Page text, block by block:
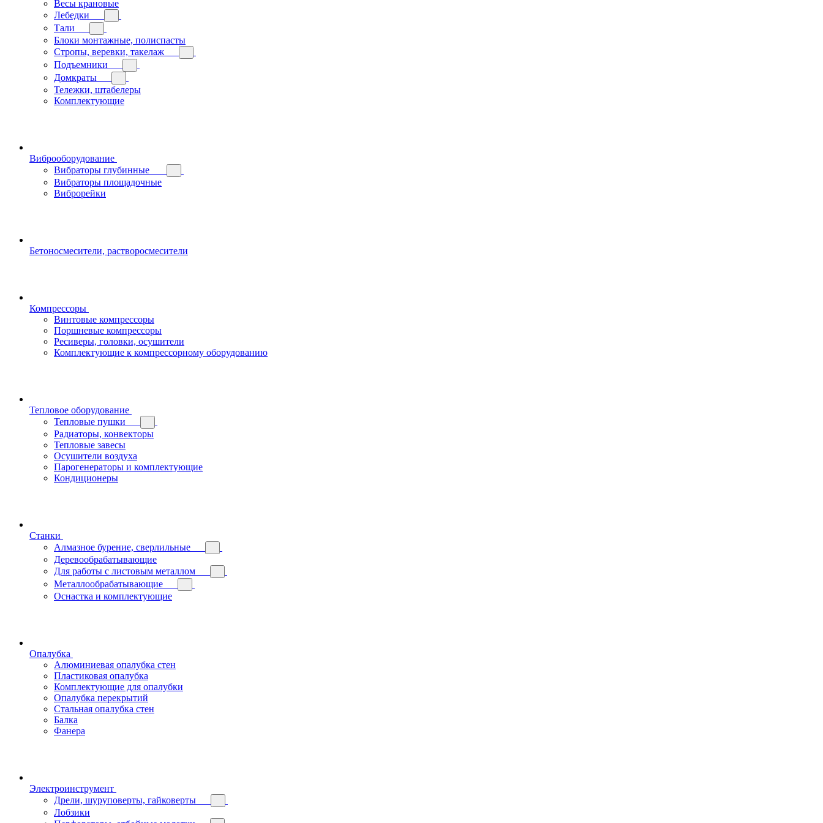
Весы крановые
Лебедки
Тали
Блоки монтажные, полиспасты
Стропы, веревки, такелаж
Подъемники
Домкраты
Тележки, штабелеры
Комплектующие
Виброоборудование
Вибраторы глубинные
Вибраторы площадочные
Виброрейки
Бетоносмесители, растворосмесители
Компрессоры
Винтовые компрессоры
Поршневые компрессоры
Ресиверы, головки, осушители
Комплектующие к компрессорному оборудованию
Тепловое оборудование
Тепловые пушки
Радиаторы, конвекторы
Тепловые завесы
Осушители воздуха
Парогенераторы и комплектующие
Кондиционеры
Станки
Алмазное бурение, сверлильные
Деревообрабатывающие
Для работы с листовым металлом
Металлообрабатывающие
Оснастка и комплектующие
Опалубка
Алюминиевая опалубка стен
Пластиковая опалубка
Комплектующие для опалубки
Опалубка перекрытий
Стальная опалубка стен
Балка
Фанера
Электроинструмент
Дрели, шуруповерты, гайковерты
Лобзики